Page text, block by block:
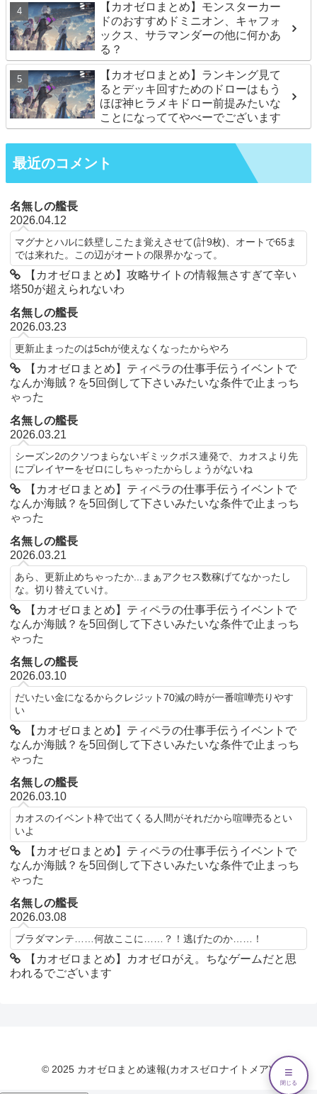
【カオゼロまとめ】モンスターカー
ドのおすすめドミニオン、キャフォ
ックス、サラマンダーの他に何かあ
る？
【カオゼロまとめ】ランキング見て
るとデッキ回すためのドローはもう
ほぼ神ヒラメキドロー前提みたいな
ことになっててやべーでございます
最近のコメント
名無しの艦長
2026.04.12
マグナとハルに鉄壁しこたま覚えさせて(計9枚)、オートで65ま
では来れた。この辺がオートの限界かなって。
【カオゼロまとめ】攻略サイトの情報無さすぎて辛い
塔50が超えられないわ
名無しの艦長
2026.03.23
更新止まったのは5chが使えなくなったからやろ
【カオゼロまとめ】ティペラの仕事手伝うイベントで
なんか海賊？を5回倒して下さいみたいな条件で止まっち
ゃった
名無しの艦長
2026.03.21
シーズン2のクソつまらないギミックボス連発で、カオスより先
にプレイヤーをゼロにしちゃったからしょうがないね
【カオゼロまとめ】ティペラの仕事手伝うイベントで
なんか海賊？を5回倒して下さいみたいな条件で止まっち
ゃった
名無しの艦長
2026.03.21
あら、更新止めちゃったか...まぁアクセス数稼げてなかったし
な。切り替えていけ。
【カオゼロまとめ】ティペラの仕事手伝うイベントで
なんか海賊？を5回倒して下さいみたいな条件で止まっち
ゃった
名無しの艦長
2026.03.10
だいたい金になるからクレジット70減の時が一番喧嘩売りやす
い
【カオゼロまとめ】ティペラの仕事手伝うイベントで
なんか海賊？を5回倒して下さいみたいな条件で止まっち
ゃった
名無しの艦長
2026.03.10
カオスのイベント枠で出てくる人間がそれだから喧嘩売るとい
いよ
【カオゼロまとめ】ティペラの仕事手伝うイベントで
なんか海賊？を5回倒して下さいみたいな条件で止まっち
ゃった
名無しの艦長
2026.03.08
ブラダマンテ……何故ここに……？！逃げたのか……！
【カオゼロまとめ】カオゼロがえ。ちなゲームだと思
われるでございます
© 2025 カオゼロまとめ速報(カオスゼロナイトメア). ≡
閉じる